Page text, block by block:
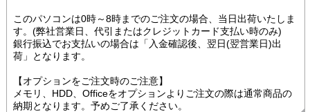
このパソコンは0時～8時までのご注文の場合、当日出荷いたしま
す。(弊社営業日、代引またはクレジットカード支払い時のみ)
銀行振込でお支払いの場合は「入金確認後、翌日(翌営業日)出
荷」となります。
【オプションをご注文時のご注意】
メモリ、HDD、Officeをオプションよりご注文の際は通常商品の
納期となります。予めご了承ください。